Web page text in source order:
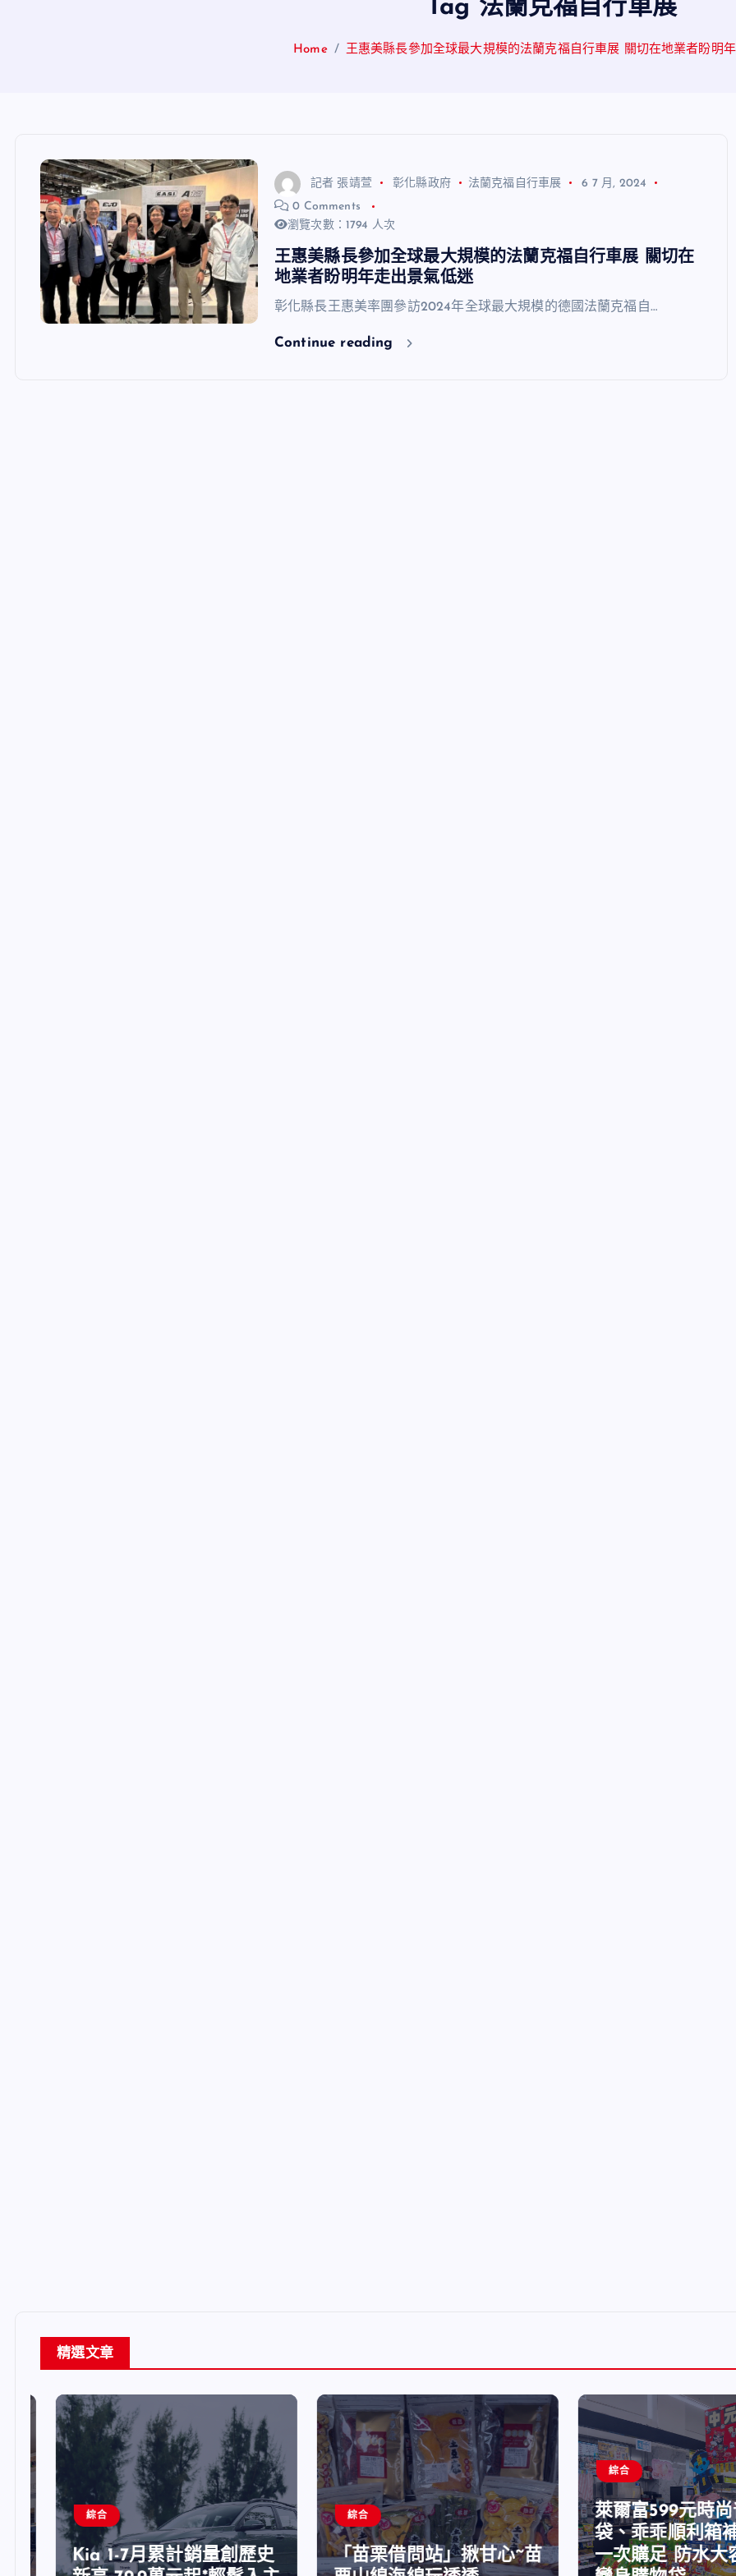
Tag 法蘭克福自行車展
Home 王惠美縣長參加全球最大規模的法蘭克福自行車展 關切在地業者盼明
記者 張靖萱 彰化縣政府 法蘭克福自行車展
6 7 月, 2024
0 Comments
瀏覽次數：1794 人次
王惠美縣長參加全球最大規模的法蘭克福自行車展 關切在
地業者盼明年走出景氣低迷
彰化縣長王惠美率團參訪2024年全球最大規模的德國法蘭克福自…
Continue reading
精選文章
綜合
Kia 1-7月累計銷量創歷史
綜合
「苗栗借問站」揪甘心~苗
綜合
萊爾富599元時尚
袋、乖乖順利箱補
一次購足 防水大容